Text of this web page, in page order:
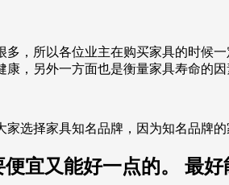
多，所以各位业主在购买家具的时候
，另外一方面也是衡量家具寿命的因
选择家具知名品牌，因为知名品牌
宜又能好一点的。 最